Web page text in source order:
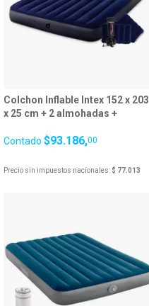
Colchon Inflable Intex 152 x 203
x 25 cm + 2 almohadas +
Contado $93.186,00
Precio sin impuestos nacionales: $ 77.013